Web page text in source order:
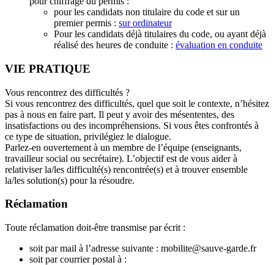
pour les candidats non titulaire du code et sur un
premier permis : sur ordinateur
Pour les candidats déjà titulaires du code, ou ayant déjà
réalisé des heures de conduite : évaluation en conduite
VIE PRATIQUE
Vous rencontrez des difficultés ?
Si vous rencontrez des difficultés, quel que soit le contexte, n’hésitez
pas à nous en faire part. Il peut y avoir des mésententes, des
insatisfactions ou des incompréhensions. Si vous êtes confrontés à
ce type de situation, privilégiez le dialogue.
Parlez-en ouvertement à un membre de l’équipe (enseignants,
travailleur social ou secrétaire). L’objectif est de vous aider à
relativiser la/les difficulté(s) rencontrée(s) et à trouver ensemble
la/les solution(s) pour la résoudre.
Réclamation
Toute réclamation doit-être transmise par écrit :
soit par mail à l’adresse suivante : mobilite@sauve-garde.fr
soit par courrier postal à :